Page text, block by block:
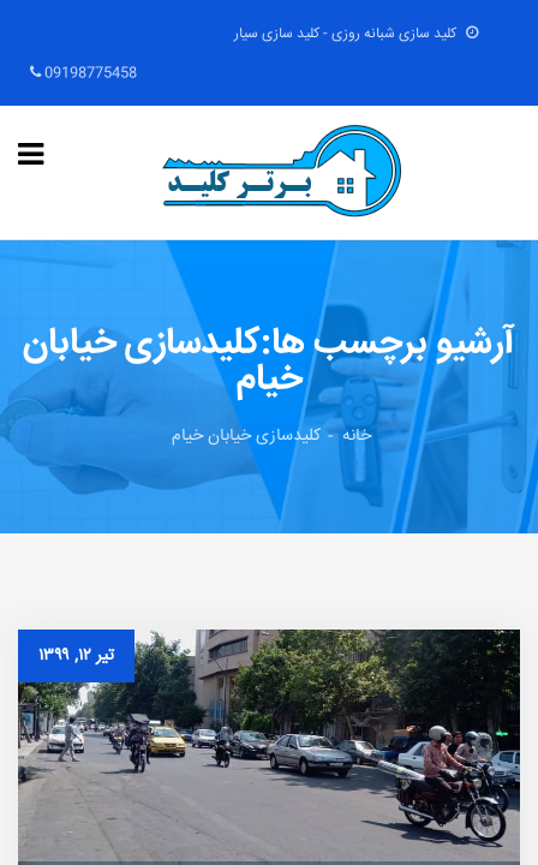
کلید سازی شبانه روزی - کلید سازی سیار
09198775458
آرشیو برچسب ها:کلیدسازی خیابان
خیام
خانه کلیدسازی خیابان خیام
تیر ۱۲, ۱۳۹۹